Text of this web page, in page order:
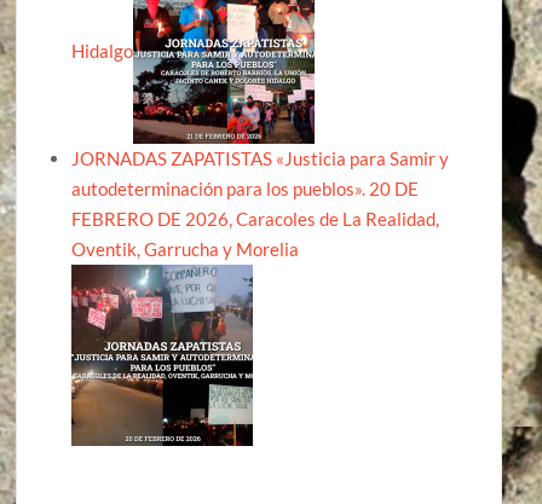
Hidalgo
JORNADAS ZAPATISTAS «Justicia para Samir y
autodeterminación para los pueblos». 20 DE
FEBRERO DE 2026, Caracoles de La Realidad,
Oventik, Garrucha y Morelia